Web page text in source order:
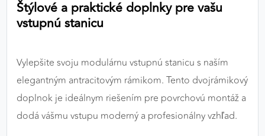
Štýlové a praktické doplnky pre vašu
vstupnú stanicu
Vylepšite svoju modulárnu vstupnú stanicu s naším
elegantným antracitovým rámikom. Tento dvojrámikový
doplnok je ideálnym riešením pre povrchovú montáž a
dodá vášmu vstupu moderný a profesionálny vzhľad.
výkon a funkčnosť našich stránok.
Poskytovateľ: Google
MARKETINGOVÉ COOKIES